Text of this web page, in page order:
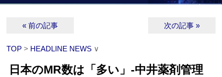
« 前の記事 次の記事 »
TOP > HEADLINE NEWS ∨
日本のMR数は「多い」‐中井薬剤管理